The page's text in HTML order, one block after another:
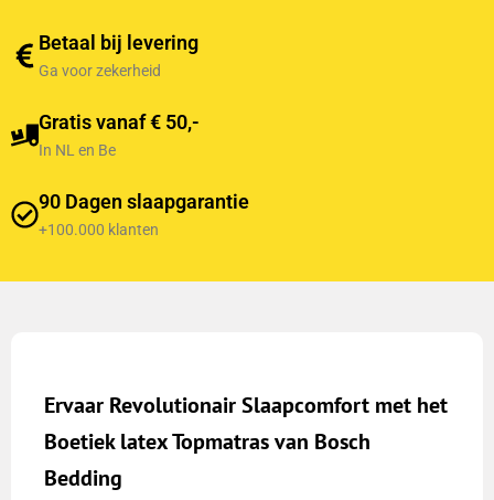
Betaal bij levering
Ga voor zekerheid
Gratis vanaf € 50,-
In NL en Be
90 Dagen slaapgarantie
+100.000 klanten
Ervaar Revolutionair Slaapcomfort met het
Boetiek latex Topmatras van Bosch
Bedding